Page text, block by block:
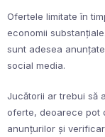
Ofertele limitate în
economii
sunt adesea
social media.
Jucătorii ar trebui să
oferte, deoarece pot
anunțurilor și